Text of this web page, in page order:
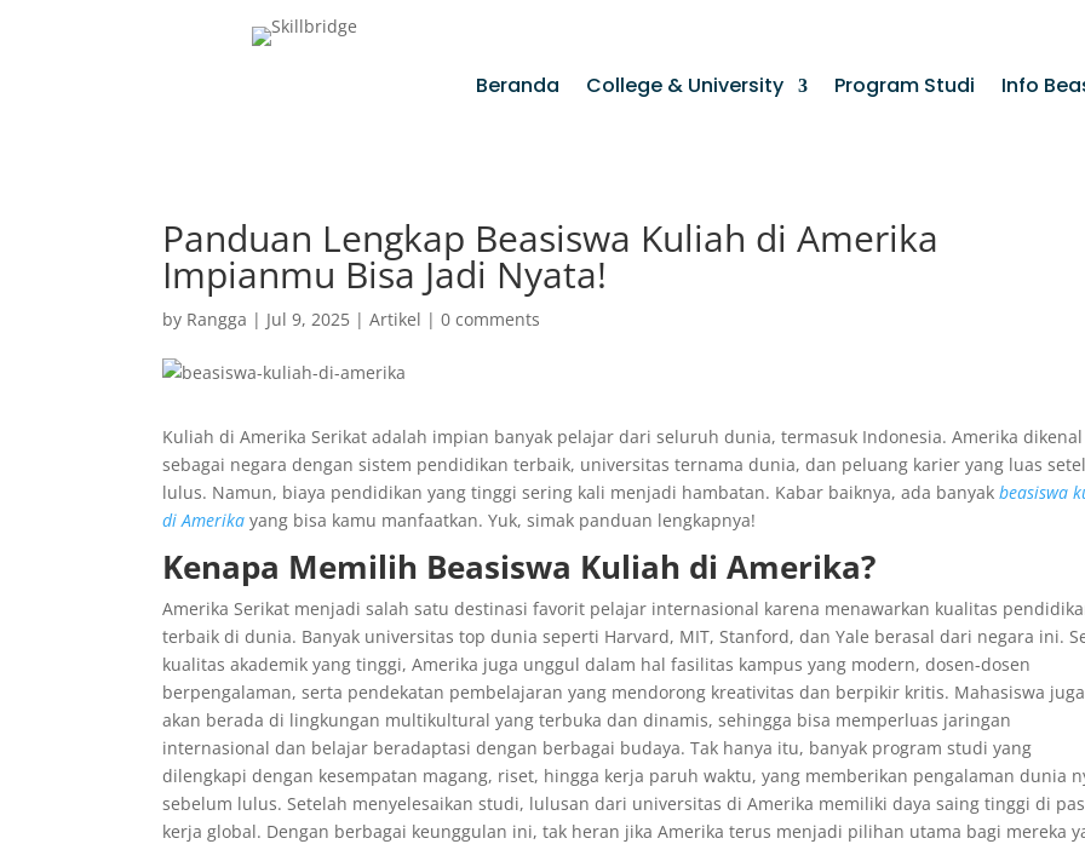
Beranda College & University Program Studi Info
Panduan Lengkap Beasiswa Kuliah di Amerika
Impianmu Bisa Jadi Nyata!
by Rangga | Jul 9, 2025 |Artikel |0 comments
Kuliah di Amerika Serikat adalah impian banyak pelajar dari seluruh dunia, termasuk Indonesia. Amerika dikenal
sebagai negara dengan sistem pendidikan terbaik, universitas ternama dunia, dan peluang karier yang luas
lulus. Namun, biaya pendidikan yang tinggi sering kali menjadi hambatan. Kabar baiknya, ada banyakbeasiswa
di Amerika yang bisa kamu manfaatkan. Yuk, simak panduan lengkapnya!
Kenapa Memilih Beasiswa Kuliah di Amerika?
Amerika Serikat menjadi salah satu destinasi favorit pelajar internasional karena menawarkan kualitas
terbaik di dunia. Banyak universitas top dunia seperti Harvard, MIT, Stanford, dan Yale berasal dari negara ini.
kualitas akademik yang tinggi, Amerika juga unggul dalam hal fasilitas kampus yang modern, dosen-dosen
berpengalaman, serta pendekatan pembelajaran yang mendorong kreativitas dan berpikir kritis. Mahasiswa juga
akan berada di lingkungan multikultural yang terbuka dan dinamis, sehingga bisa memperluas jaringan
internasional dan belajar beradaptasi dengan berbagai budaya. Tak hanya itu, banyak program studi yang
dilengkapi dengan kesempatan magang, riset, hingga kerja paruh waktu, yang memberikan pengalaman dunia
sebelum lulus. Setelah menyelesaikan studi, lulusan dari universitas di Amerika memiliki daya saing tinggi di
kerja global. Dengan berbagai keunggulan ini, tak heran jika Amerika terus menjadi pilihan utama bagi mereka